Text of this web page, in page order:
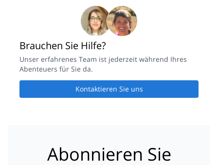
Brauchen Sie Hilfe?
Unser erfahrenes Team ist jederzeit während Ihres
Abenteuers für Sie da.
Kontaktieren Sie uns
Abonnieren Sie